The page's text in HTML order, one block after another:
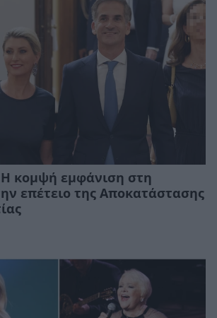
κομψή εμφάνιση στη
επέτειο της Αποκατάστασης